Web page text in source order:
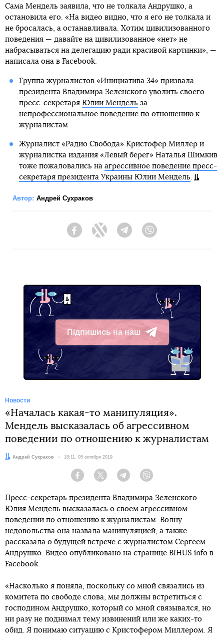
Сама Мендель заявила, что не толкала Андрушко, а
остановила его. «На видео видно, что я его не толкала и
не бросалась, а останавливала. Хотим цивилизованного
поведения — давайте на цивилизованное «нет» не
набрасываться на делегацию ради красивой картинки», —
написала она в Facebook.
Группа журналистов «Инициатива 34» призвала
президента Владимира Зеленского уволить своего
пресс-секретаря Юлии Мендель за
непрофессиональное поведение по отношению к
журналистам.
Журналист «Радио Свобода» Кристофер Миллер и
журналистка издания «Левый берег» Наталья Шимкив
тоже пожаловались на агрессивное поведение пресс-
секретаря президента Украины Юлии Мендель.
Автор: Андрей Сухраков
FacebookTwitter Telegram
Підпишись на наш
Telegram
Новости
«Началась какая-то манипуляция».
Мендель высказалась об агрессивном
поведении по отношению к журналистам
Автор:
Андрей Сухраков Дата:
18:11, 05 октября 2019
Facebook Twitter Telegram
Пресс-секретарь президента Владимира Зеленского
Юлия Мендель высказалась о своем агрессивном
поведении по отношению к журналистам. Волну
недовольства она назвала манипуляцией, а также
рассказала о будущей встрече с журналистом Сергеем
Андрушко. Видео опубликовано на странице BIHUS.info в
Faceboоk.
«Насколько я поняла, поскольку со мной связались из
комитета по свободе слова, мы должны встретиться с
господином Андрушко, который со мной связывался, но
ни разу не поднимал тему извинений или же каких-то
обид. Я понимаю ситуацию с Кристофером Миллером. Я